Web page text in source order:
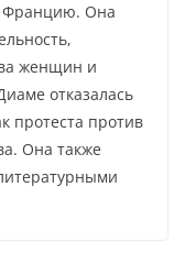
Францию. Она
женщин и
отказалась
протеста против
Она также